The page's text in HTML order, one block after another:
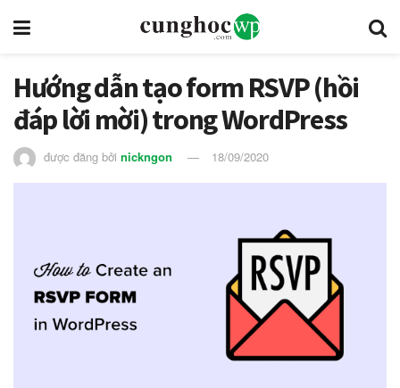
Hướng dẫn tạo form RSVP (hồi
đáp lời mời) trong WordPress
được đăng bởi nickngon 18/09/2020